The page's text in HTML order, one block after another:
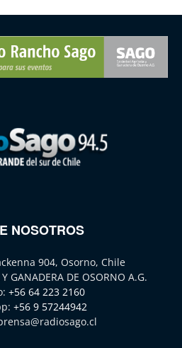
NOSOTROS
904, Osorno, Chile
GANADERA DE OSORNO A.G.
+56 64 223 2160
+56 9 57244942